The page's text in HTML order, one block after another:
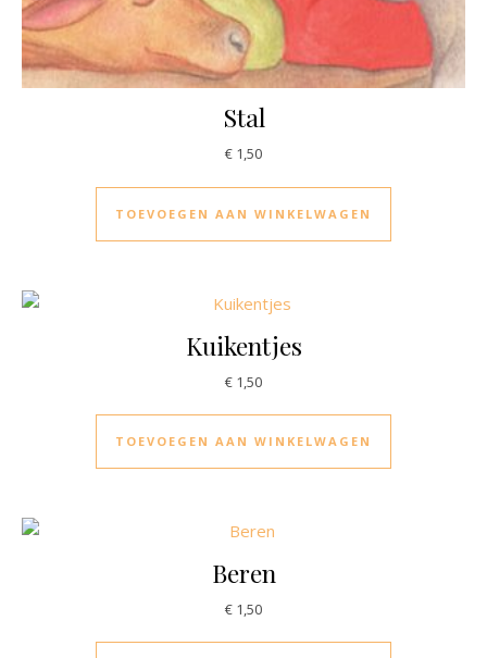
Stal
€ 1,50
TOEVOEGEN AAN WINKELWAGEN
Kuikentjes
€ 1,50
TOEVOEGEN AAN WINKELWAGEN
Beren
€ 1,50